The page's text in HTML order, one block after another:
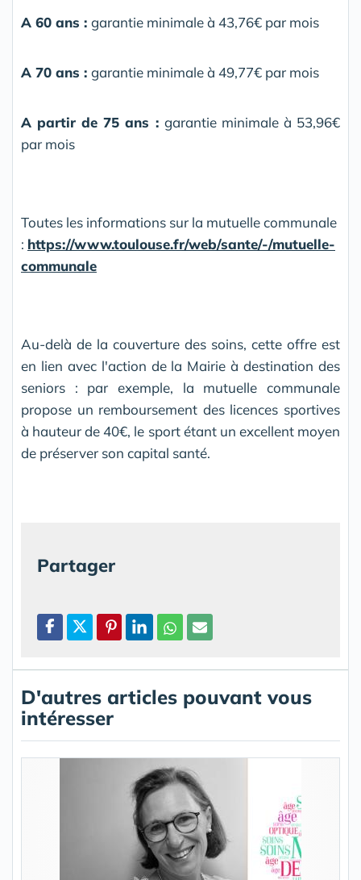
A 60 ans : garantie minimale à 43,76€ par mois
A 70 ans : garantie minimale à 49,77€ par mois
A partir de 75 ans : garantie minimale à 53,96€
par mois
Toutes les informations sur la mutuelle communale
: https://www.toulouse.fr/web/sante/-/mutuelle-
communale
Au-delà de la couverture des soins, cette offre est
en lien avec l'action de la Mairie à destination des
seniors : par exemple, la mutuelle communale
propose un remboursement des licences sportives
à hauteur de 40€, le sport étant un excellent moyen
de préserver son capital santé.
Partager
D'autres articles pouvant vous
intéresser